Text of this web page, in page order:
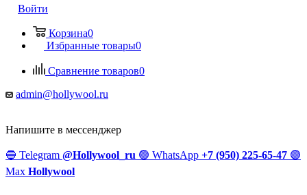
Войти
Корзина0
Избранные товары0
Сравнение товаров0
admin@hollywool.ru
Напишите в мессенджер
🔵 Telegram @Hollywool_ru 🟢 WhatsApp +7 (950) 225-65-47 🟣
Max Hollywool